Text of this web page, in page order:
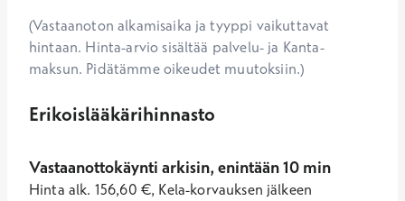
(Vastaanoton alkamisaika ja tyyppi vaikuttavat
hintaan. Hinta-arvio sisältää palvelu- ja Kanta-
maksun. Pidätämme oikeudet muutoksiin.)
Erikoislääkärihinnasto
Vastaanottokäynti arkisin, enintään 10 min
Hinta alk. 156,60 €, Kela-korvauksen jälkeen